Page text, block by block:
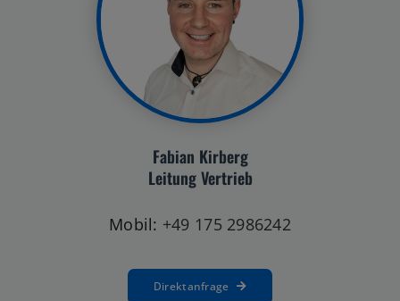
Fabian Kirberg
Leitung Vertrieb
Mobil: +49 175 2986242
Direktanfrage